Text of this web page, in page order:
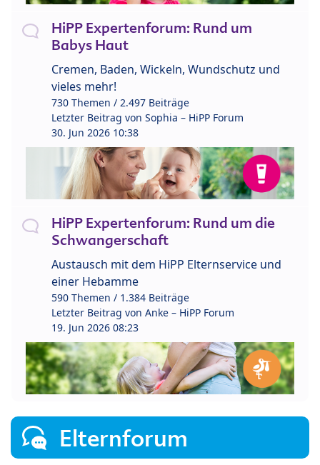
HiPP Expertenforum: Rund um
Babys Haut
Cremen, Baden, Wickeln, Wundschutz und
vieles mehr!
730 Themen / 2.497 Beiträge
Letzter Beitrag von Sophia – HiPP Forum
30. Jun 2026 10:38
HiPP Expertenforum: Rund um die
Schwangerschaft
Austausch mit dem HiPP Elternservice und
einer Hebamme
590 Themen / 1.384 Beiträge
Letzter Beitrag von Anke – HiPP Forum
19. Jun 2026 08:23
Elternforum